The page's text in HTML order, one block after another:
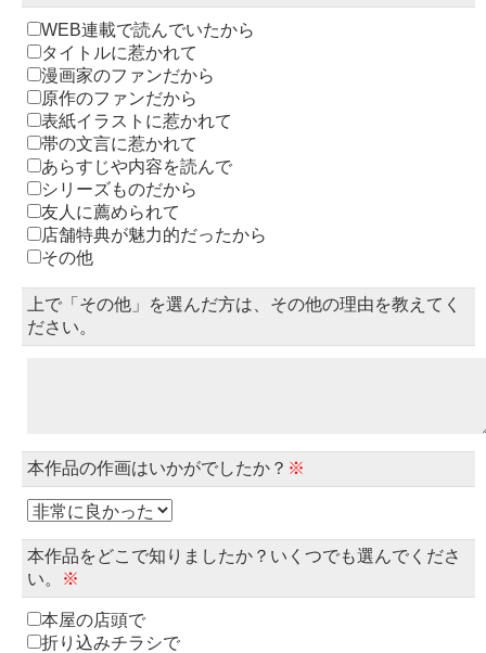
WEB連載で読んでいたから
タイトルに惹かれて
漫画家のファンだから
原作のファンだから
表紙イラストに惹かれて
帯の文言に惹かれて
あらすじや内容を読んで
シリーズものだから
友人に薦められて
店舗特典が魅力的だったから
その他
上で「その他」を選んだ方は、その他の理由を教えてく
ださい。
本作品の作画はいかがでしたか？ ※
本作品をどこで知りましたか？いくつでも選んでくださ
い。
※
本屋の店頭で
折り込みチラシで